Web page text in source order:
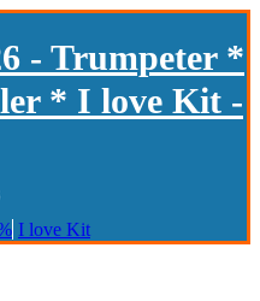
- Trumpeter *
* I love Kit -
I love Kit